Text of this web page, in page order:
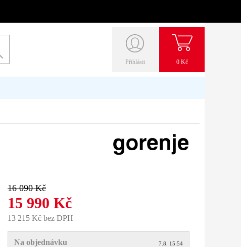
Přihlásit 0 Kč
16 090 Kč
15 990 Kč
13 215 Kč bez DPH
Na objednávku
7.8. 15:54